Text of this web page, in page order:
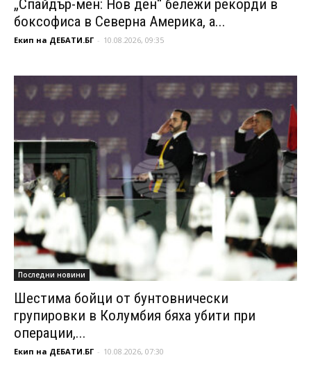
„Спайдър-мен: Нов ден“ бележи рекорди в
боксофиса в Северна Америка, а...
Екип на ДЕБАТИ.БГ - 10.08.2026, 09:35
Последни новини
Шестима бойци от бунтовнически
групировки в Колумбия бяха убити при
операции,...
Екип на ДЕБАТИ.БГ - 10.08.2026, 07:30